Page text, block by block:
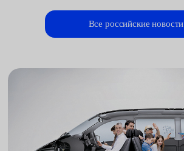
Все российские новости